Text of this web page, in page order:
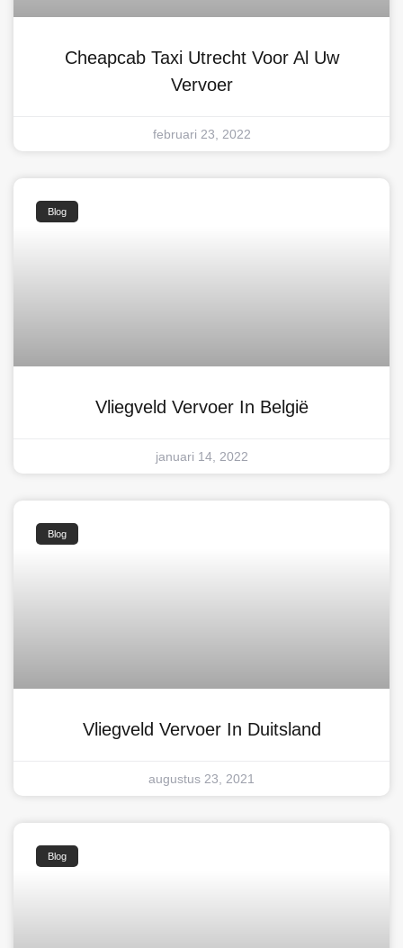
Cheapcab Taxi Utrecht Voor Al Uw
Vervoer
februari 23, 2022
Blog
Vliegveld Vervoer In België
januari 14, 2022
Blog
Vliegveld Vervoer In Duitsland
augustus 23, 2021
Blog